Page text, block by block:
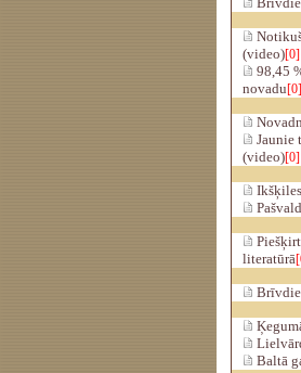
(video)[0]
98,45
novadu[0]
Jaunie
(video)[0]
literatūrā
Baltā